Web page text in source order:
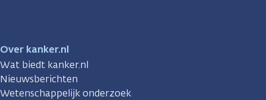
Over kanker.nl
Wat biedt kanker.nl
Nieuwsberichten
Wetenschappelijk onderzoek